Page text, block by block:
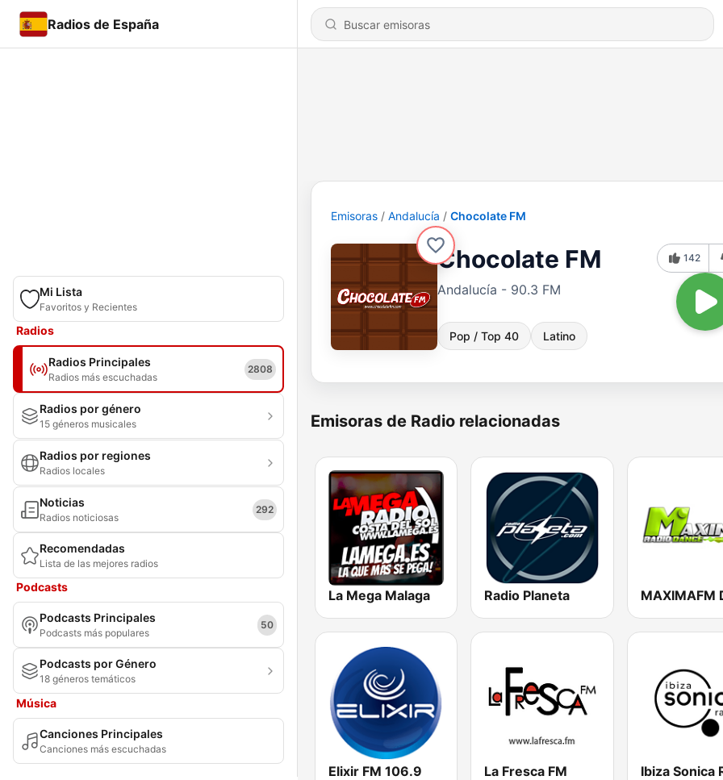
Radios de España
Mi Lista
Favoritos y Recientes
Radios
Radios Principales
Radios más escuchadas
2808
Radios por género
15 géneros musicales
Radios por regiones
Radios locales
Noticias
Radios noticiosas
292
Recomendadas
Lista de las mejores radios
Podcasts
Podcasts Principales
Podcasts más populares
50
Podcasts por Género
18 géneros temáticos
Música
Canciones Principales
Canciones más escuchadas
Emisoras Andalucía Chocolate FM
Chocolate FM
Andalucía - 90.3 FM
Pop / Top 40 Latino
142
Emisoras de Radio relacionadas
La Mega Malaga Radio Planeta MAXIMAFM
Elixir FM 106.9 La Fresca FM Ibiza Sonica